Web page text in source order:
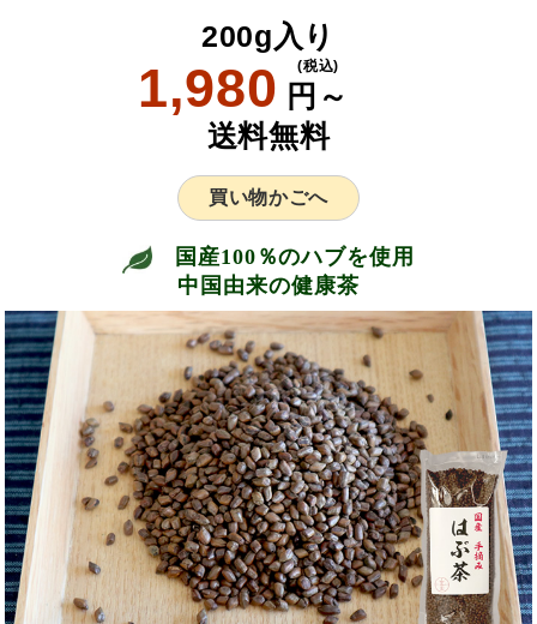
200g入り
1,980 円～
(税込)
送料無料
買い物かごへ
国産100％のハブを使用
中国由来の健康茶